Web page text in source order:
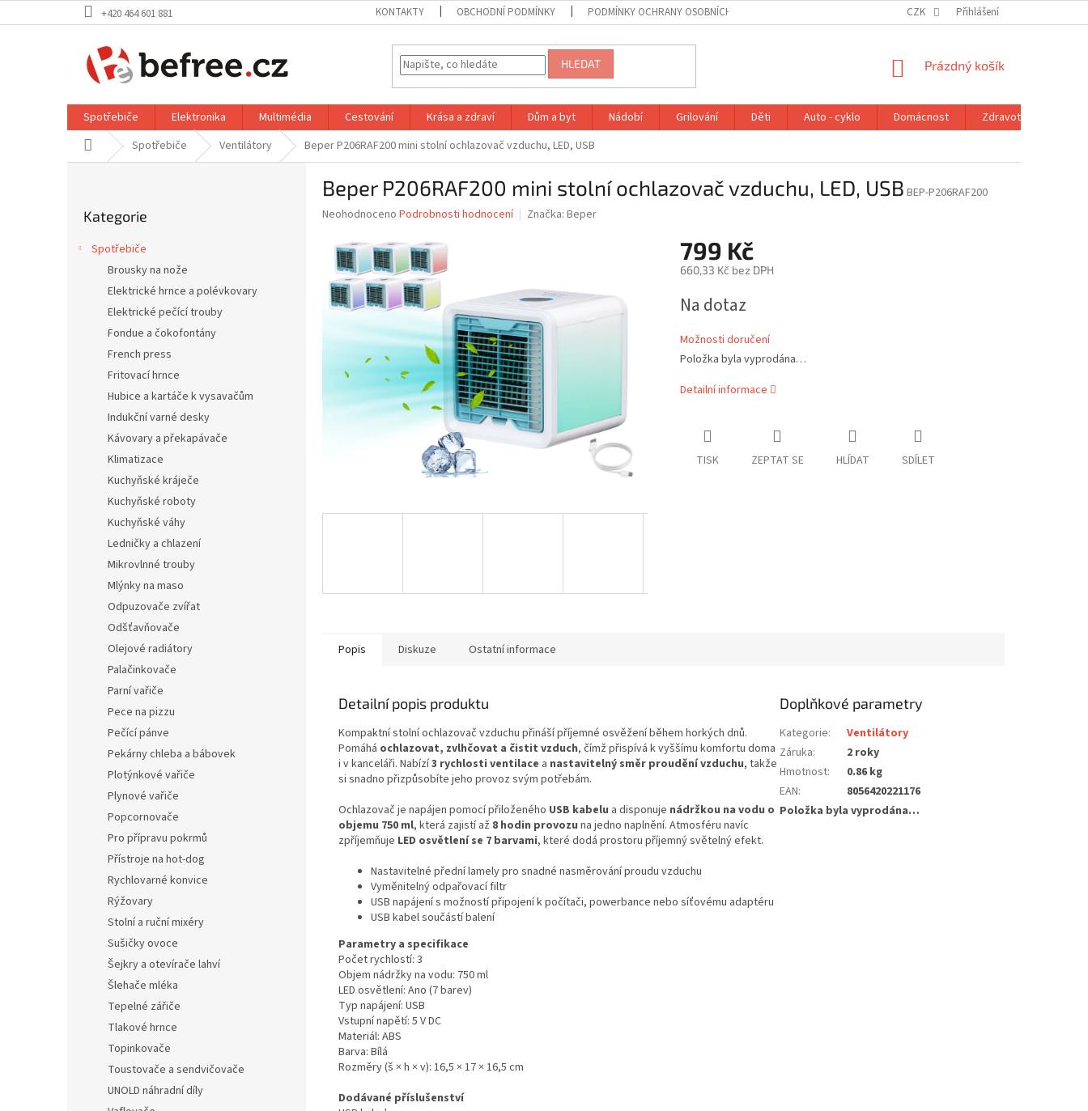
na
+420 464 601 881 KONTAKTY OBCHODNÍ PODMÍNKY PODMÍNKY OCHRANY OSOBNÍCH ÚDAJŮ VRÁCENÍ ZBOŽÍ V ZÁKONNÉ LHŮTĚ REKLAMAČNÍ ŘÁD
CZK Přihlášení
HLEDAT
NÁKUPNÍ
Prázdný košík
Spotřebiče Elektronika Multimédia Cestování Krása a zdraví Dům a byt Nádobí Grilování Děti Auto - cyklo Domácnost
Zdravotní potřeby
Domů Spotřebiče Ventilátory Beper P206RAF200 mini stolní ochlazovač vzduchu, LED, USB
kategorie
Kategorie
Spotřebiče
Brousky na nože
Elektrické hrnce a polévkovary
Elektrické pečící trouby
Fondue a čokofontány
French press
Fritovací hrnce
Hubice a kartáče k vysavačům
Indukční varné desky
Kávovary a překapávače
Klimatizace
Kuchyňské kráječe
Kuchyňské roboty
Kuchyňské váhy
Ledničky a chlazení
Mikrovlnné trouby
Mlýnky na maso
Odpuzovače zvířat
Odšťavňovače
Olejové radiátory
Palačinkovače
Parní vařiče
Pece na pizzu
Pečící pánve
Pekárny chleba a bábovek
Plotýnkové vařiče
Plynové vařiče
Popcornovače
Pro přípravu pokrmů
Přístroje na hot-dog
Rychlovarné konvice
Rýžovary
Stolní a ruční mixéry
Sušičky ovoce
Šejkry a otevírače lahví
Šlehače mléka
Tepelné zářiče
Tlakové hrnce
Topinkovače
Toustovače a sendvičovače
UNOLD náhradní díly
Beper P206RAF200 mini stolní ochlazovač vzduchu, LED, USB BEP-P206RAF200
Průměrné
produktu
0,0
Neohodnoceno Podrobnosti hodnocení Značka: Beper
799 Kč
660,33 Kč bez DPH
cena:
Na dotaz
Možnosti doručení
Položka byla vyprodána…
Detailní informace
TISK ZEPTAT SE HLÍDAT SDÍLET
Popis Diskuze Ostatní informace
Detailní popis produktu
Kompaktní stolní ochlazovač vzduchu přináší příjemné osvěžení během horkých dnů.
Pomáhá ochlazovat, zvlhčovat a čistit vzduch, čímž přispívá k vyššímu komfortu doma
i v kanceláři. Nabízí3 rychlosti ventilace a nastavitelný směr proudění vzduchu, takže
si snadno přizpůsobíte jeho provoz svým potřebám.
Ochlazovač je napájen pomocí přiloženého USB kabelu a disponuje nádržkou na vodu o
objemu 750 ml, která zajistí až 8 hodin provozu na jedno naplnění. Atmosféru navíc
zpříjemňuje LED osvětlení se 7 barvami, které dodá prostoru příjemný světelný efekt.
Nastavitelné přední lamely pro snadné nasměrování proudu vzduchu
Vyměnitelný odpařovací filtr
USB napájení s možností připojení k počítači, powerbance nebo síťovému adaptéru
USB kabel součástí balení
Parametry a specifikace
Počet rychlostí: 3
Objem nádržky na vodu: 750 ml
LED osvětlení: Ano (7 barev)
Typ napájení: USB
Vstupní napětí: 5 V DC
Materiál: ABS
Barva: Bílá
Rozměry (š × h × v): 16,5 × 17 × 16,5 cm
Dodávané příslušenství
Doplňkové parametry
Kategorie:
Ventilátory
Záruka:
2 roky
Hmotnost:
0.86 kg
EAN:
8056420221176
Položka byla vyprodána…